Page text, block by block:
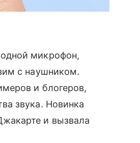
микрофон,
с наушником.
и блогеров,
звука. Новинка
и вызвала